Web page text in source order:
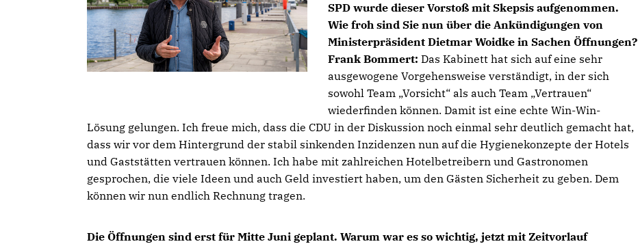
SPD wurde dieser Vorstoß mit Skepsis aufgenommen.
Wie froh sind Sie nun über die Ankündigungen von
Ministerpräsident Dietmar Woidke in Sachen Öffnungen?
Frank Bommert: Das Kabinett hat sich auf eine sehr
ausgewogene Vorgehensweise verständigt, in der sich
sowohl Team „Vorsicht“ als auch Team „Vertrauen“
wiederfinden können. Damit ist eine echte Win-Win-
Lösung gelungen. Ich freue mich, dass die CDU in der Diskussion noch einmal sehr deutlich gemacht hat,
dass wir vor dem Hintergrund der stabil sinkenden Inzidenzen nun auf die Hygienekonzepte der Hotels
und Gaststätten vertrauen können. Ich habe mit zahlreichen Hotelbetreibern und Gastronomen
gesprochen, die viele Ideen und auch Geld investiert haben, um den Gästen Sicherheit zu geben. Dem
können wir nun endlich Rechnung tragen.
Die Öffnungen sind erst für Mitte Juni geplant. Warum war es so wichtig, jetzt mit Zeitvorlauf